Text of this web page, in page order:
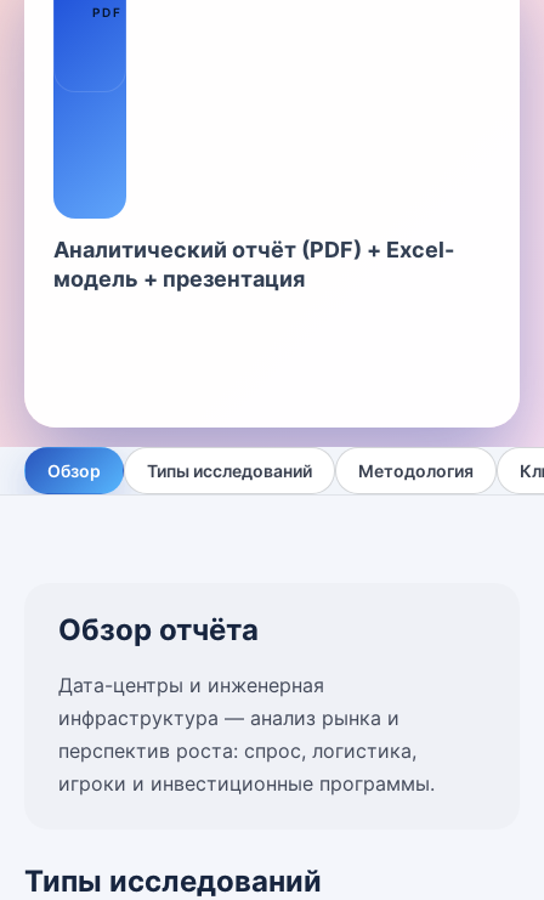
PDF
Аналитический отчёт (PDF) + Excel-
модель + презентация
Обзор Типы исследований Методология
Обзор отчёта
Дата-центры и инженерная
инфраструктура — анализ рынка и
перспектив роста: спрос, логистика,
игроки и инвестиционные программы.
Типы исследований